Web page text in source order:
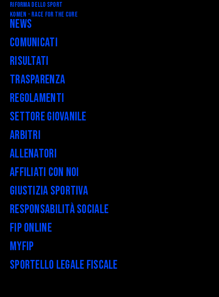
RIFORMA DELLO SPORT
Komen - Race for the Cure
News
Comunicati
Risultati
Trasparenza
Regolamenti
Settore Giovanile
Arbitri
Allenatori
Affiliati con noi
Giustizia Sportiva
Responsabilità Sociale
FIP Online
myFIP
Sportello legale fiscale